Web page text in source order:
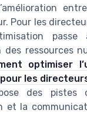
Pour les
ressources
optimiser
les
des pistes
et la